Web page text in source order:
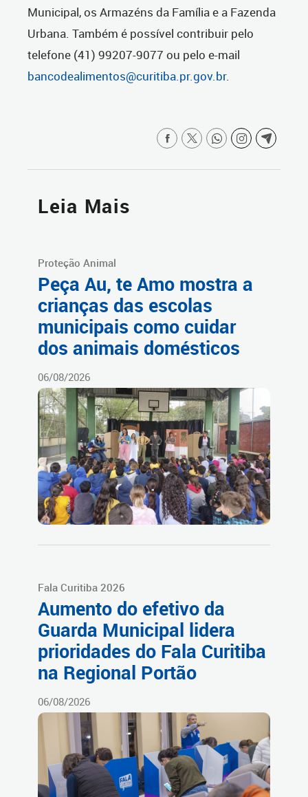
Municipal, os Armazéns da Família e a Fazenda
Urbana. Também é possível contribuir pelo
telefone (41) 99207-9077 ou pelo e-mail
bancodealimentos@curitiba.pr.gov.br.
Leia Mais
Proteção Animal
Peça Au, te Amo mostra a
crianças das escolas
municipais como cuidar
dos animais domésticos
06/08/2026
Fala Curitiba 2026
Aumento do efetivo da
Guarda Municipal lidera
prioridades do Fala Curitiba
na Regional Portão
06/08/2026